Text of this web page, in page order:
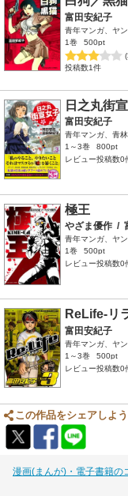
富田安紀子
青年マンガ、ヤ
1巻
500pt
投稿数1件
日之丸街
富田安紀子
青年マンガ、青
1～3巻
800pt
レビュー投稿数0
極王
やざま優作 /
青年マンガ、ヤ
1巻
500pt
レビュー投稿数0
ReLife-リ
富田安紀子
青年マンガ、ヤ
1～3巻
500pt
レビュー投稿数0
この作品をシェアしよう
漫画(まんが)・電子書籍の